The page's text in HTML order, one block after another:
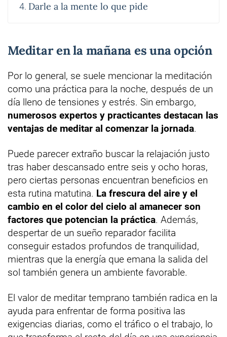
Darle a la mente lo que pide
Meditar en la mañana es una opción
Por lo general, se suele mencionar la meditación
como una práctica para la noche, después de un
día lleno de tensiones y estrés. Sin embargo,
numerosos expertos y practicantes destacan las
ventajas de meditar al comenzar la jornada.
Puede parecer extraño buscar la relajación justo
tras haber descansado entre seis y ocho horas,
pero ciertas personas encuentran beneficios en
esta rutina matutina. La frescura del aire y el
cambio en el color del cielo al amanecer son
factores que potencian la práctica. Además,
despertar de un sueño reparador facilita
conseguir estados profundos de tranquilidad,
mientras que la energía que emana la salida del
sol también genera un ambiente favorable.
El valor de meditar temprano también radica en la
ayuda para enfrentar de forma positiva las
exigencias diarias, como el tráfico o el trabajo, lo